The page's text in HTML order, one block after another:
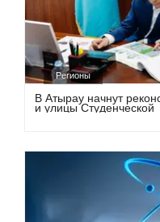
Регионы
В Атырау начнут
и улицы Студенческой